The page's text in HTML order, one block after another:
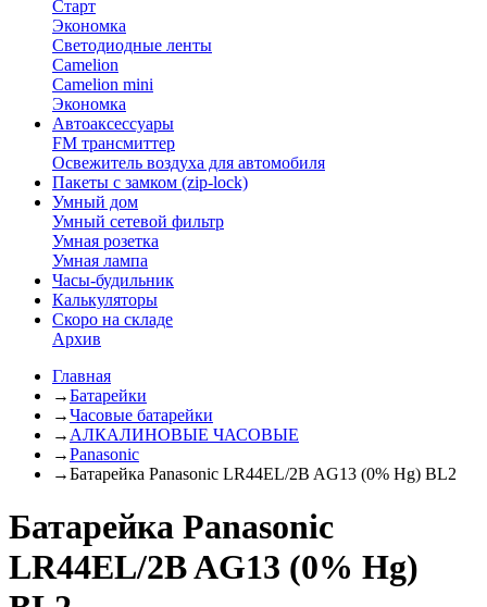
Старт
Экономка
Светодиодные ленты
Camelion
Camelion mini
Экономка
Автоаксессуары
FM трансмиттер
Освежитель воздуха для автомобиля
Пакеты с замком (zip-lock)
Умный дом
Умный сетевой фильтр
Умная розетка
Умная лампа
Часы-будильник
Калькуляторы
Скоро на складе
Архив
Главная
→Батарейки
→Часовые батарейки
→ АЛКАЛИНОВЫЕ ЧАСОВЫЕ
→Panasonic
→Батарейка Panasonic LR44EL/2B AG13 (0% Hg) BL2
Батарейка Panasonic
LR44EL/2B AG13 (0% Hg)